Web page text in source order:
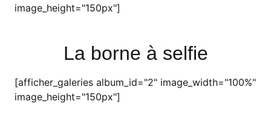
image_height="150px"]
La borne à selfie
[afficher_galeries album_id="2" image_width="100%"
image_height="150px"]